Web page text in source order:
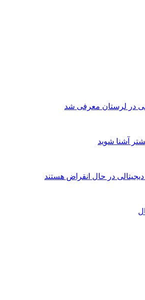
در لرستان معرفی شد
در حال انقراض هستند